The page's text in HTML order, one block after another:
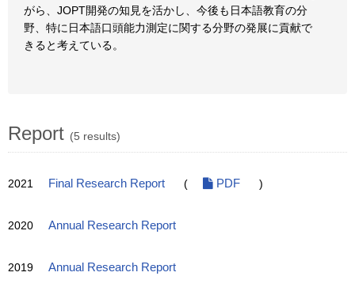
がら、JOPT開発の知見を活かし、今後も日本語教育の分
野、特に日本語口頭能力測定に関する分野の発展に貢献で
きると考えている。
Report (5 results)
2021 Final Research Report ( PDF )
2020 Annual Research Report
2019 Annual Research Report